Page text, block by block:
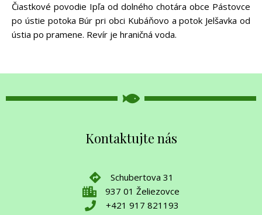
Čiastkové povodie Ipľa od dolného chotára obce Pástovce
po ústie potoka Búr pri obci Kubáňovo a potok Jelšavka od
ústia po pramene. Revír je hraničná voda.
Kontaktujte nás
Schubertova 31
937 01 Želiezovce
+421 917 821193